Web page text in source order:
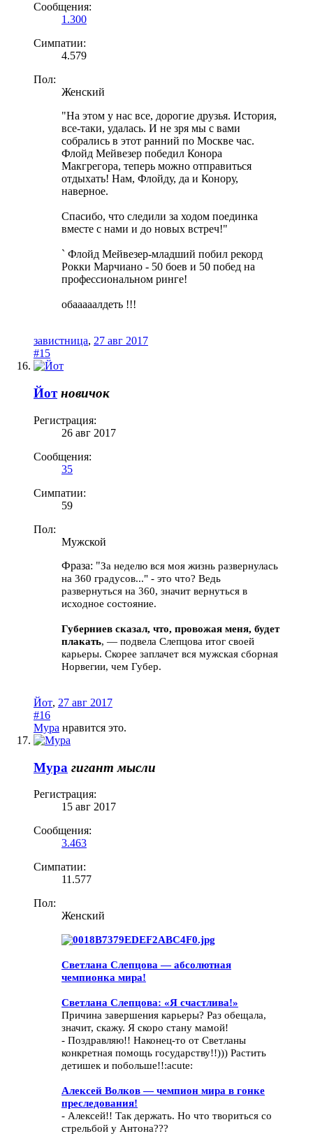
Сообщения:
1.300
Симпатии:
4.579
Пол:
Женский
"На этом у нас все, дорогие друзья. История,
все-таки, удалась. И не зря мы с вами
собрались в этот ранний по Москве час.
Флойд Мейвезер победил Конора
Макгрегора, теперь можно отправиться
отдыхать! Нам, Флойду, да и Конору,
наверное.
Спасибо, что следили за ходом поединка
вместе с нами и до новых встреч!"
` Флойд Мейвезер-младший побил рекорд
Рокки Марчиано - 50 боев и 50 побед на
профессиональном ринге!
обааааалдеть !!!
завистница, 27 авг 2017
#15
Йот новичок
Регистрация:
26 авг 2017
Сообщения:
35
Симпатии:
59
Пол:
Мужской
Фраза: "За неделю вся моя жизнь развернулась
на 360 градусов..." - это что? Ведь
развернуться на 360, значит вернуться в
исходное состояние.
Губерниев сказал, что, провожая меня, будет
плакать, — подвела Слепцова итог своей
карьеры. Скорее заплачет вся мужская сборная
Норвегии, чем Губер.
Йот, 27 авг 2017
#16
Мура нравится это.
Мура гигант мысли
Регистрация:
15 авг 2017
Сообщения:
3.463
Симпатии:
11.577
Пол:
Женский
Светлана Слепцова — абсолютная
чемпионка мира!
Светлана Слепцова: «Я счастлива!»
Причина завершения карьеры? Раз обещала,
значит, скажу. Я скоро стану мамой!
- Поздравляю!! Наконец-то от Светланы
конкретная помощь государству!!))) Растить
детишек и побольше!!:acute:
Алексей Волков — чемпион мира в гонке
преследования!
- Алексей!! Так держать. Но что твориться со
стрельбой у Антона???